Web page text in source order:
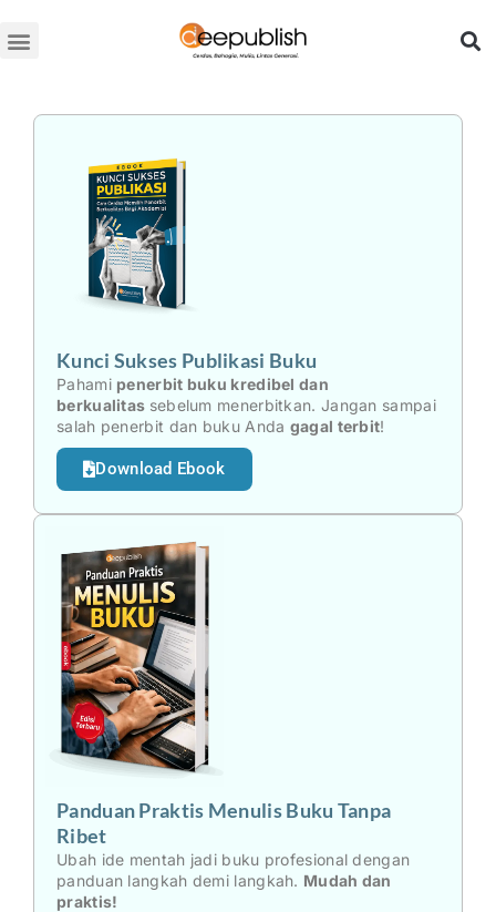
ke
Kunci Sukses Publikasi Buku
Pahami penerbit buku kredibel dan
berkualitas sebelum menerbitkan. Jangan sampai
salah penerbit dan buku Anda gagal terbit!
Download Ebook
Panduan Praktis Menulis Buku Tanpa
Ribet
Ubah ide mentah jadi buku profesional dengan
panduan langkah demi langkah. Mudah dan
praktis!